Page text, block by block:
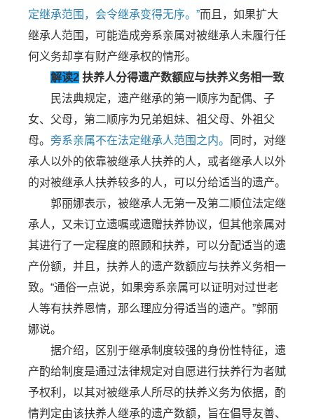
定继承范围，会令继承变得无序。”而且，如果扩大
继承人范围，可能造成旁系亲属对被继承人未履行任
何义务却享有财产继承权的情形。
解读2 扶养人分得遗产数额应与扶养义务相一致
民法典规定，遗产继承的第一顺序为配偶、子
女、父母，第二顺序为兄弟姐妹、祖父母、外祖父
母。 旁系亲属不在法定继承人范围之内。
同时，对继
承人以外的依靠被继承人扶养的人，或者继承人以外
的对被继承人扶养较多的人，可以分给适当的遗产。
郭丽娜表示，被继承人无第一及第二顺位法定继
承人，又未订立遗嘱或遗赠扶养协议，但其他亲属对
其进行了一定程度的照顾和扶养，可以分配适当的遗
产份额，并且，扶养人的遗产数额应与扶养义务相一
致。“通俗一点说，如果旁系亲属可以证明对过世老
人等有扶养恩情，那么理应分得适当的遗产。”郭丽
娜说。
据介绍，区别于继承制度较强的身份性特征，遗
产酌给制度是通过法律规定对自愿进行扶养行为者赋
予权利，以其对被继承人所尽的扶养义务为依据，酌
情判定由该扶养人继承的遗产数额，旨在倡导友善、